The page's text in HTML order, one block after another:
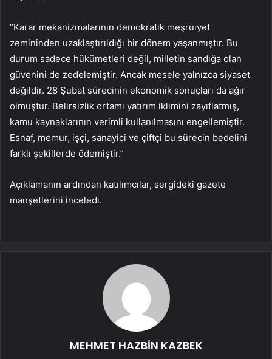
“Karar mekanizmalarının demokratik meşruiyet
zemininden uzaklaştırıldığı bir dönem yaşanmıştır. Bu
durum sadece hükümetleri değil, milletin sandığa olan
güvenini de zedelemiştir. Ancak mesele yalnızca siyaset
değildir. 28 Şubat sürecinin ekonomik sonuçları da ağır
olmuştur. Belirsizlik ortamı yatırım iklimini zayıflatmış,
kamu kaynaklarının verimli kullanılmasını engellemiştir.
Esnaf, memur, işçi, sanayici ve çiftçi bu sürecin bedelini
farklı şekillerde ödemiştir.”
Açıklamanın ardından katılımcılar, sergideki gazete
manşetlerini inceledi.
MEHMET HAZBİN KAZBEK